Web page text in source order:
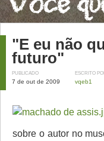
"E eu não
futuro"
PUBLICADO
7 de out de 2009
ESCRITO
vqeb1
sobre o autor no